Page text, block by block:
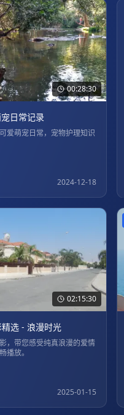
00:28:30
日常记录
爱萌宠日常，宠物护理知识
2024-12-18
02:15:30
选 - 浪漫时光
，带您感受纯真浪漫的爱情
播放。
2025-01-15